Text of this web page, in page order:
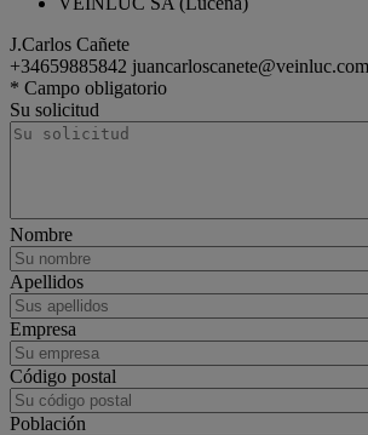
J.Carlos Cañete
+34659885842 juancarloscanete@veinluc.com
tractor
Renault Trucks T High
* Campo obligatorio
Su solicitud
Nombre
Apellidos
Empresa
Código postal
Población